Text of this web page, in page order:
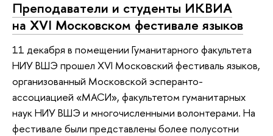
Преподаватели и студенты ИКВИА
на XVI Московском фестивале языков
11 декабря в помещении Гуманитарного факультета
НИУ ВШЭ прошел XVI Московский фестиваль языков,
организованный Московской эсперанто-
ассоциацией «МАСИ», факультетом гуманитарных
наук НИУ ВШЭ и многочисленными волонтерами. На
фестивале были представлены более полусотни